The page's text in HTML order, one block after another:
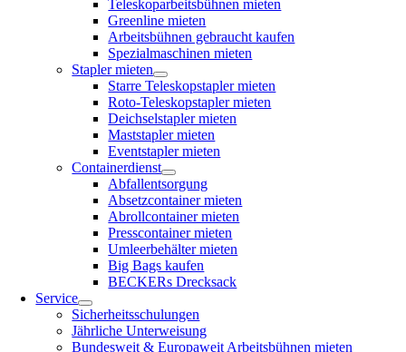
Teleskoparbeitsbühnen mieten
Greenline mieten
Arbeitsbühnen gebraucht kaufen
Spezialmaschinen mieten
Stapler mieten
Starre Teleskopstapler mieten
Roto-Teleskopstapler mieten
Deichselstapler mieten
Maststapler mieten
Eventstapler mieten
Containerdienst
Abfallentsorgung
Absetzcontainer mieten
Abrollcontainer mieten
Presscontainer mieten
Umleerbehälter mieten
Big Bags kaufen
BECKERs Drecksack
Service
Sicherheitsschulungen
Jährliche Unterweisung
Bundesweit & Europaweit Arbeitsbühnen mieten